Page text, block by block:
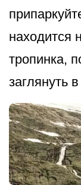
находится
тропинка,
заглянуть